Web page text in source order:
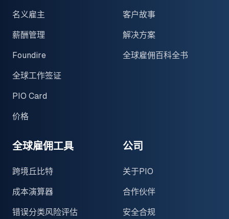
名义雇主
薪酬管理
Foundire
全球工作签证
PIO Card
价格
客户故事
解决方案
全球雇佣百科全书
全球雇佣工具
跨境丘比特
成本演算器
错误分类风险评估
公司
关于PIO
合作伙伴
安全合规